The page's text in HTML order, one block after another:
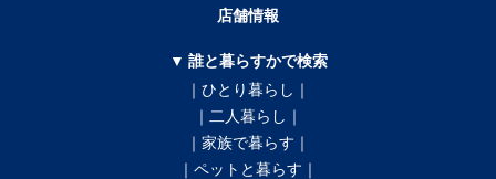
店舗情報
▼ 誰と暮らすかで検索
｜ひとり暮らし｜
｜二人暮らし｜
｜家族で暮らす｜
｜ペットと暮らす｜